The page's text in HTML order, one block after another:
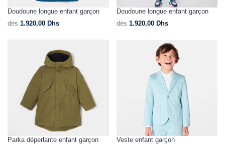
Doudoune longue enfant garçon
dès 1.920,00 Dhs
Doudoune longue enfant garçon
dès 1.920,00 Dhs
Parka déperlante enfant garçon Veste enfant garçon